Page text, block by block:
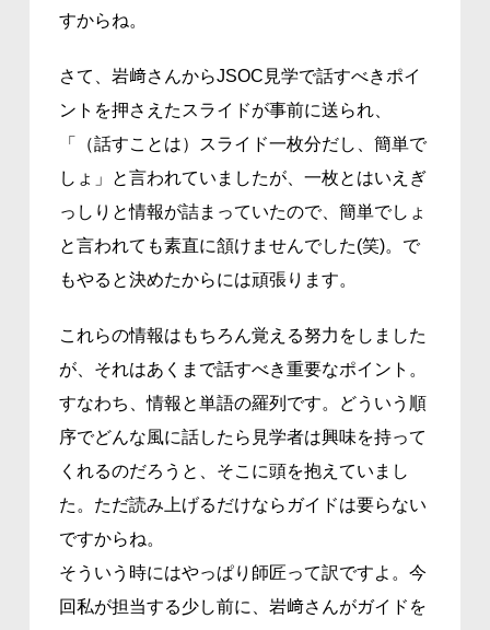
すからね。
さて、岩﨑さんからJSOC見学で話すべきポイ
ントを押さえたスライドが事前に送られ、
「（話すことは）スライド一枚分だし、簡単で
しょ」と言われていましたが、一枚とはいえぎ
っしりと情報が詰まっていたので、簡単でしょ
と言われても素直に頷けませんでした(笑)。で
もやると決めたからには頑張ります。
これらの情報はもちろん覚える努力をしました
が、それはあくまで話すべき重要なポイント。
すなわち、情報と単語の羅列です。どういう順
序でどんな風に話したら見学者は興味を持って
くれるのだろうと、そこに頭を抱えていまし
た。ただ読み上げるだけならガイドは要らない
ですからね。
そういう時にはやっぱり師匠って訳ですよ。今
回私が担当する少し前に、岩﨑さんがガイドを